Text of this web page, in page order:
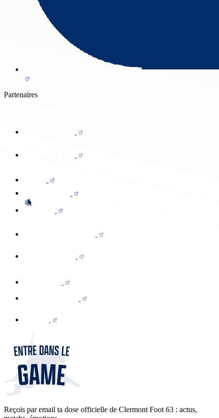
Partenaires
Reçois par email ta dose officielle de Clermont Foot 63 : actus,